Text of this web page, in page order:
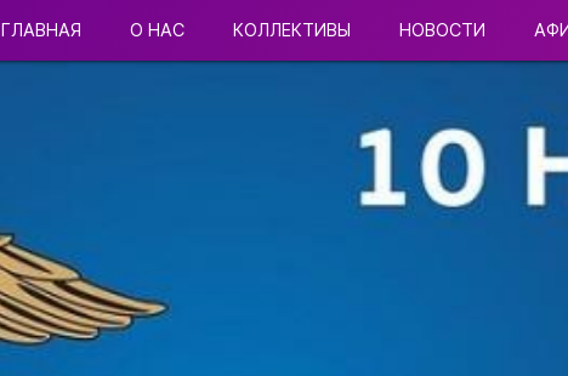
ГЛАВНАЯ О НАС КОЛЛЕКТИВЫ НОВОСТИ